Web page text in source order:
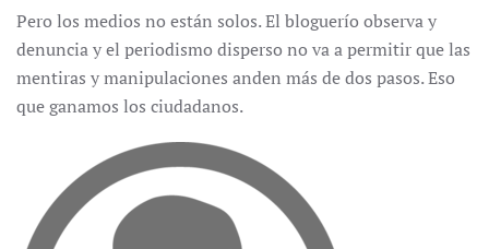
Pero los medios no están solos. El bloguerío observa y
denuncia y el periodismo disperso no va a permitir que las
mentiras y manipulaciones anden más de dos pasos. Eso
que ganamos los ciudadanos.